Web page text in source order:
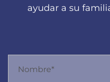
ayudar a su
Nombre*